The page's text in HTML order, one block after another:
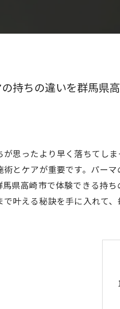
持ちの違いを群馬県
が思ったより早く落ちてし
術とケアが重要です。パー
馬県高崎市で体験できる持
叶える秘訣を手に入れて